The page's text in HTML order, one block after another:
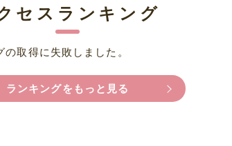
セスランキング
の取得に失敗しました。
ランキングをもっと見る